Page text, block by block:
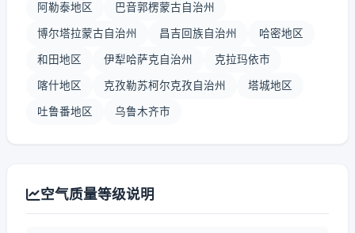
阿勒泰地区 巴音郭楞蒙古自治州
博尔塔拉蒙古自治州 昌吉回族自治州 哈密地区
和田地区 伊犁哈萨克自治州 克拉玛依市
喀什地区 克孜勒苏柯尔克孜自治州 塔城地区
吐鲁番地区 乌鲁木齐市
空气质量等级说明